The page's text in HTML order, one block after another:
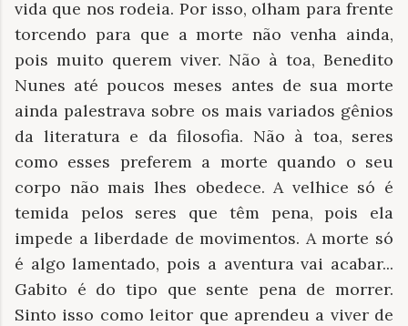
vida que nos rodeia. Por isso, olham para frente
torcendo para que a morte não venha ainda,
pois muito querem viver. Não à toa, Benedito
Nunes até poucos meses antes de sua morte
ainda palestrava sobre os mais variados gênios
da literatura e da filosofia. Não à toa, seres
como esses preferem a morte quando o seu
corpo não mais lhes obedece. A velhice só é
temida pelos seres que têm pena, pois ela
impede a liberdade de movimentos. A morte só
é algo lamentado, pois a aventura vai acabar...
Gabito é do tipo que sente pena de morrer.
Sinto isso como leitor que aprendeu a viver de